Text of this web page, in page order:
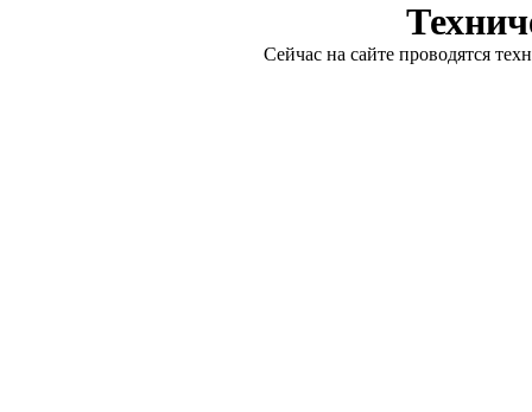
Сейчас на сайте проводятся